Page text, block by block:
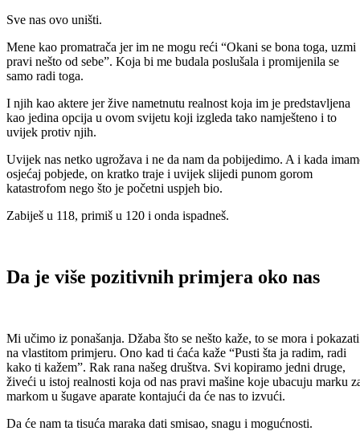
Sve nas ovo uništi.
Mene kao promatrača jer im ne mogu reći “Okani se bona toga, uzmi
pravi nešto od sebe”. Koja bi me budala poslušala i promijenila se
samo radi toga.
I njih kao aktere jer žive nametnutu realnost koja im je predstavljena
kao jedina opcija u ovom svijetu koji izgleda tako namješteno i to
uvijek protiv njih.
Uvijek nas netko ugrožava i ne da nam da pobijedimo. A i kada
osjećaj pobjede, on kratko traje i uvijek slijedi punom gorom
katastrofom nego što je početni uspjeh bio.
Zabiješ u 118, primiš u 120 i onda ispadneš.
Da je više pozitivnih primjera oko nas
Mi učimo iz ponašanja. Džaba što se nešto kaže, to se mora i pokazati
na vlastitom primjeru. Ono kad ti ćaća kaže “Pusti šta ja radim, radi
kako ti kažem”. Rak rana našeg društva. Svi kopiramo jedni druge,
živeći u istoj realnosti koja od nas pravi mašine koje ubacuju marku
markom u šugave aparate kontajući da će nas to izvući.
Da će nam ta tisuća maraka dati smisao, snagu i mogućnosti.